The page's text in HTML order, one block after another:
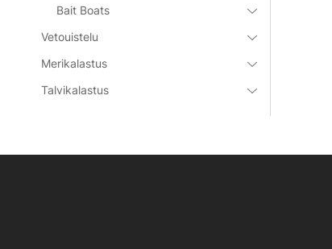
Bait Boats
Vetouistelu
Merikalastus
Talvikalastus